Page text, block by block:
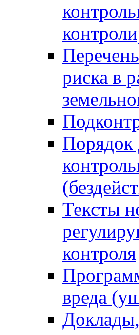
риска в
Порядок
Тексты
контроля
вреда